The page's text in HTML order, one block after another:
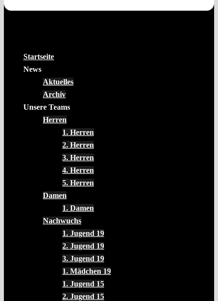
Startseite
News
Aktuelles
Archiv
Unsere Teams
Herren
1. Herren
2. Herren
3. Herren
4. Herren
5. Herren
Damen
1. Damen
Nachwuchs
1. Jugend 19
2. Jugend 19
3. Jugend 19
1. Mädchen 19
1. Jugend 15
2. Jugend 15